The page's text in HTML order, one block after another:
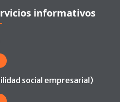
informativos
social empresarial)